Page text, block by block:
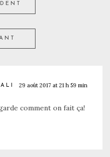
29 août 2017 at 21 h 59 min
comment on fait ça!